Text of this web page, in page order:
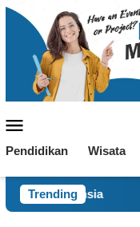
Loncat
Mobile
Pendidikan Wisata
Trending
Satu Bulan